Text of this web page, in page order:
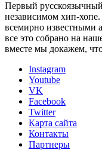
Первый
независимом хип-
всемирно известными
все это собрано на
вместе мы докажем,
Instagram
Youtube
VK
Facebook
Twitter
Карта сайта
Контакты
Партнеры